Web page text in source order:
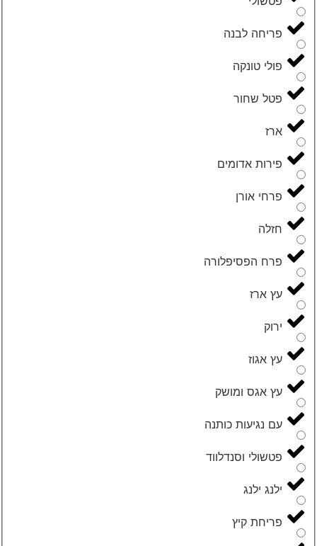
פריחה לבנה
פולי טונקה
פטל שחור
ארז
פירות אדומים
פרחי אורן
חזלה
פרח הפסיפלורה
עץ ארז
ירוק
עץ אגוז
עץ אגס ומושק
עם נגיעות כותנה
פטשולי וסנדלווד
ילנג ילנג
פריחת קיץ